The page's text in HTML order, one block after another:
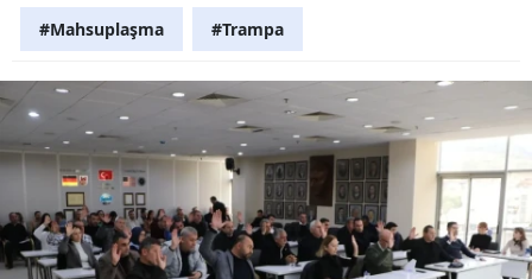
#Mahsuplaşma #Trampa